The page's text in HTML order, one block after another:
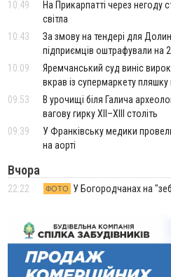
10:49
На Прикарпатті через негоду
світла
10:43
За змову на тендері для
підприємців оштрафували на
10:09
Яремчанський суд виніс
вкрав із супермаркету пляшку
09:53
В урочищі біля Галича
вагову гирку XII–XIII століть
09:39
У Франківську медики
на аорті
Вчора
22:22 ФОТО
У Богородчанах на
21:01
Загальна площа всіх
футбольних полів
20:47
На "зебрі" у Франківську два
18:55
Прикарпаття серед лідерів